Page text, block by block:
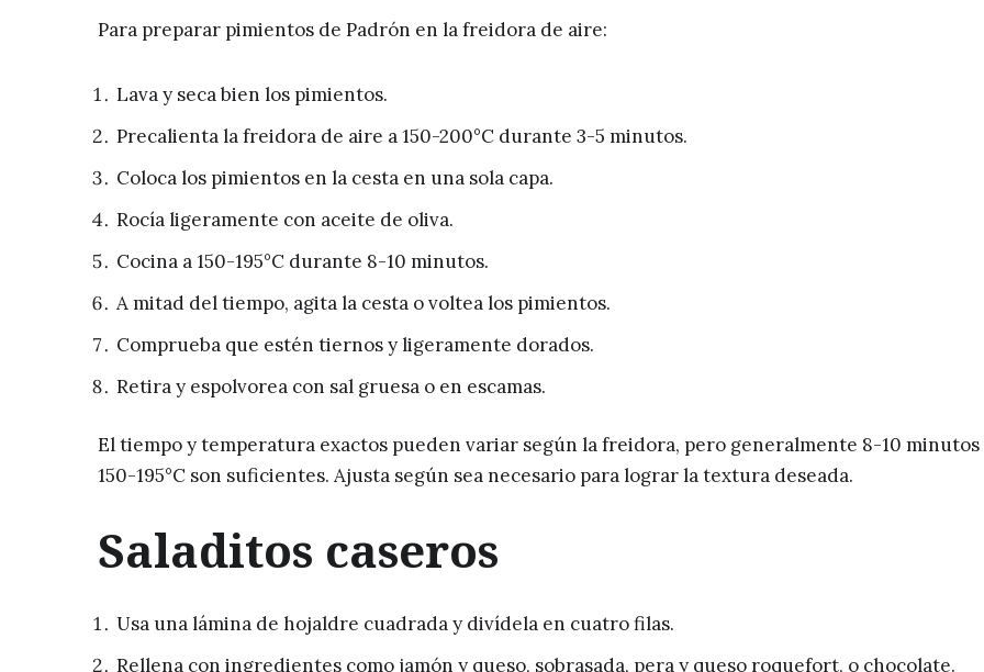
Para preparar pimientos de Padrón en la freidora de aire:
Lava y seca bien los pimientos.
Precalienta la freidora de aire a 150-200°C durante 3-5 minutos.
Coloca los pimientos en la cesta en una sola capa.
Rocía ligeramente con aceite de oliva.
Cocina a 150-195°C durante 8-10 minutos.
A mitad del tiempo, agita la cesta o voltea los pimientos.
Comprueba que estén tiernos y ligeramente dorados.
Retira y espolvorea con sal gruesa o en escamas.
El tiempo y temperatura exactos pueden variar según la freidora, pero generalmente 8-10 minutos
150-195°C son suficientes. Ajusta según sea necesario para lograr la textura deseada.
Saladitos caseros
Usa una lámina de hojaldre cuadrada y divídela en cuatro filas.
Rellena con ingredientes como jamón y queso, sobrasada, pera y queso roquefort, o chocolate.